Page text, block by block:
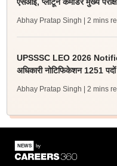
Abhay Pratap Singh | 2 mins
UPSSSC LEO 2026
अधिकारी नोटिफिकेशन 1251
Abhay Pratap Singh | 2 mins